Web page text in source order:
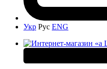
Укр Рус ENG